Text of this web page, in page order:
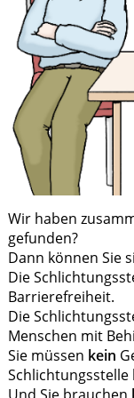
Wir haben
gefunden?
Dann können Sie
Die
Barrierefreiheit.
Die
Menschen mit
Sie müssen kein
Schlichtungsstelle